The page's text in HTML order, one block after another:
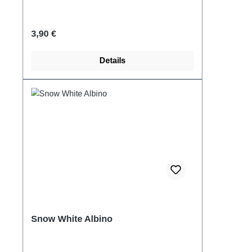
Regulärer Preis:
3,90 €
Details
Snow White Albino